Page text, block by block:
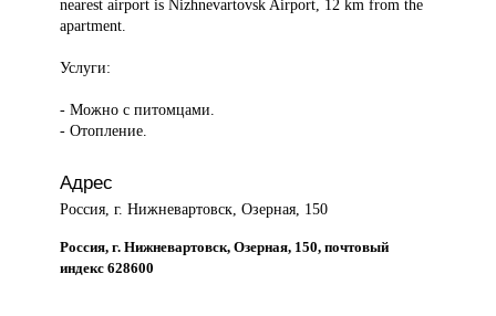
nearest airport is Nizhnevartovsk Airport, 12 km from the
apartment.
Услуги:
- Можно с питомцами.
- Отопление.
Адрес
Россия, г. Нижневартовск, Озерная, 150
Россия, г. Нижневартовск, Озерная, 150, почтовый
индекс 628600